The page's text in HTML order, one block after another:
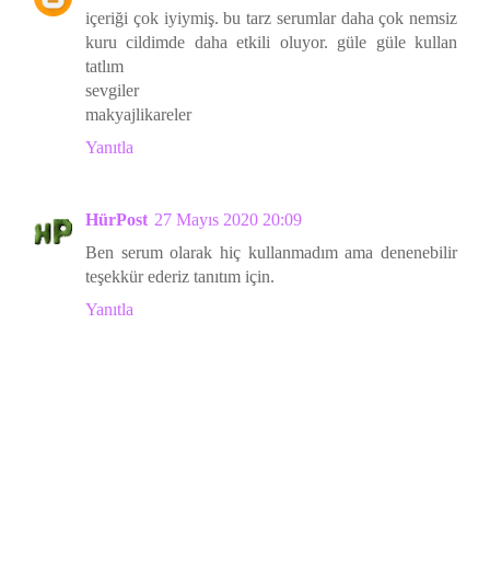
içeriği çok iyiymiş. bu tarz serumlar daha çok nemsiz
kuru cildimde daha etkili oluyor. güle güle kullan
tatlım
sevgiler
makyajlikareler
Yanıtla
HürPost 27 Mayıs 2020 20:09
Ben serum olarak hiç kullanmadım ama denenebilir
teşekkür ederiz tanıtım için.
Yanıtla